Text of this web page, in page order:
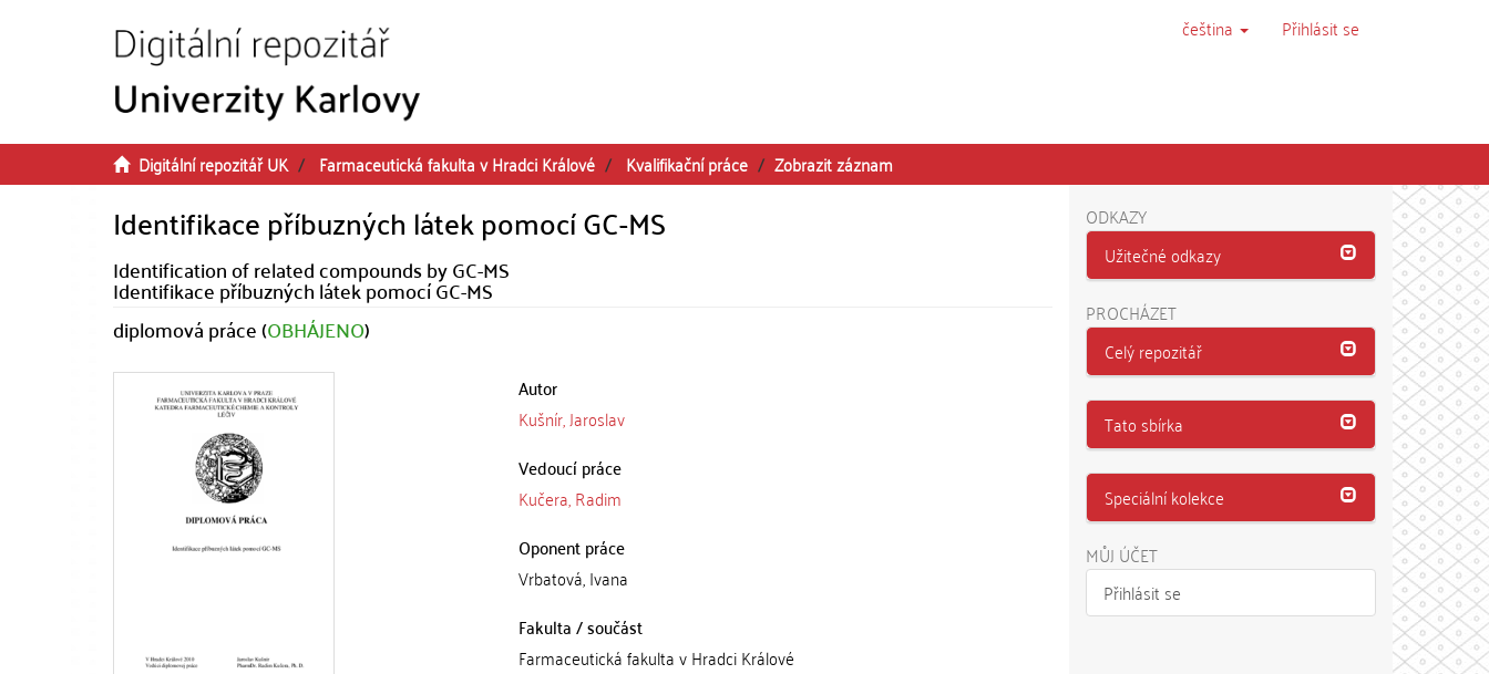
čeština Přihlásit se
Digitální repozitář UK Farmaceutická fakulta v Hradci Králové Kvalifikační práce Zobrazit záznam
Identifikace příbuzných látek pomocí GC-MS
Identification of related compounds by GC-MS
Identifikace příbuzných látek pomocí GC-MS
diplomová práce (OBHÁJENO)
Autor
Kušnír, Jaroslav
Vedoucí práce
Kučera, Radim
Oponent práce
Vrbatová, Ivana
Fakulta / součást
Farmaceutická fakulta v Hradci Králové
ODKAZY
Užitečné odkazy
PROCHÁZET
Celý repozitář
Tato sbírka
Speciální kolekce
MŮJ ÚČET
Přihlásit se